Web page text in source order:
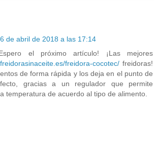
de abril de 2018 a las 17:14
el próximo artículo! ¡Las mejores
freidora-cocotec/ freidoras!
de forma rápida y los deja en el punto de
gracias a un regulador que permite
temperatura de acuerdo al tipo de alimento.